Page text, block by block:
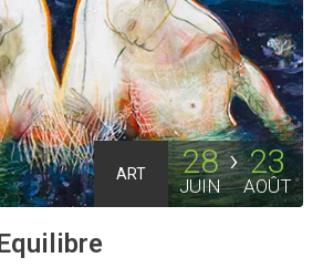
ART 28
JUIN
23
AOÛT